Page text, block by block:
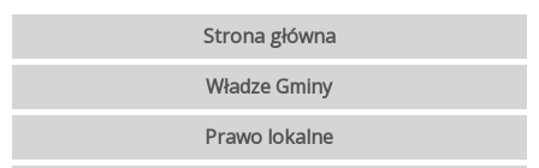
Strona główna
Władze Gminy
Prawo lokalne